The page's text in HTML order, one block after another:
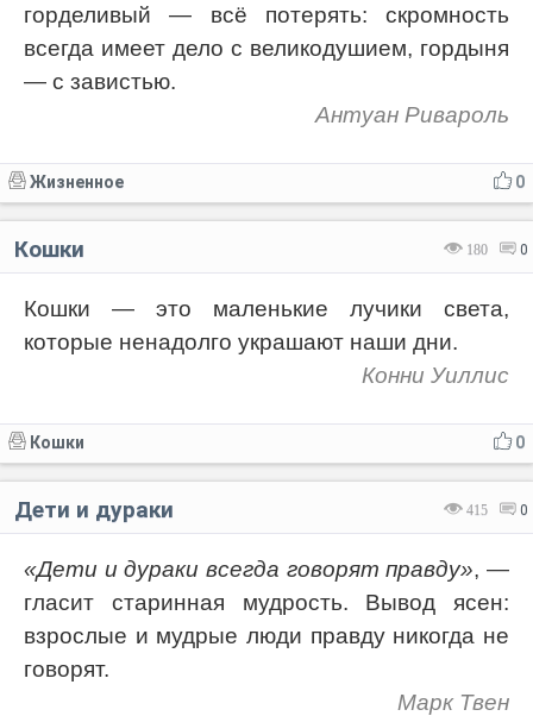
горделивый — всё потерять: скромность
всегда имеет дело с великодушием, гордыня
— с завистью.
Антуан Ривароль
0
Жизненное
180 0
Кошки
Кошки — это маленькие лучики света,
которые ненадолго украшают наши дни.
Конни Уиллис
0
Кошки
415 0
Дети и дураки
«Дети и дураки всегда говорят правду», —
гласит старинная мудрость. Вывод ясен:
взрослые и мудрые люди правду никогда не
говорят.
Марк Твен